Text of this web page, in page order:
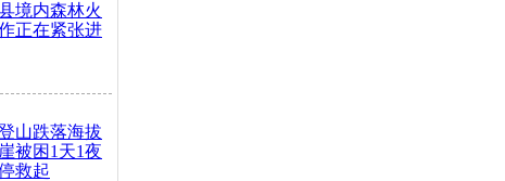
境内森林火
正在紧张进
山跌落海拔
被困1天1夜
救起